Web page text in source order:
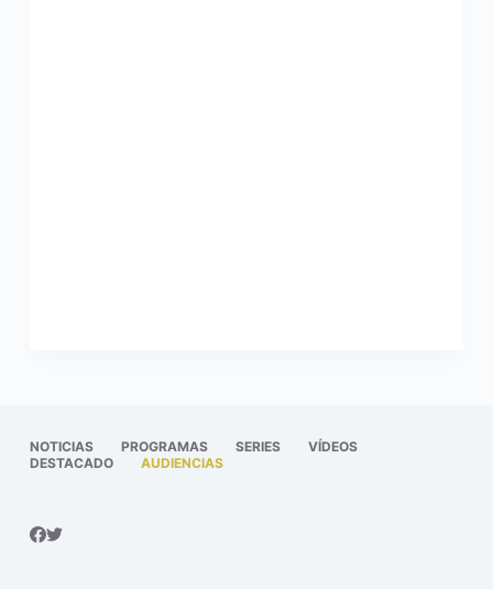
NOTICIAS PROGRAMAS SERIES
VÍDEOS
DESTACADO
AUDIENCIAS